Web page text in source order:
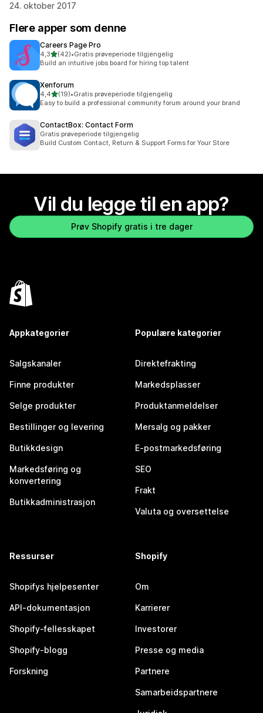
24. oktober 2017
Flere apper som denne
Careers Page Pro
4,3av 5 stjerner
(42)
Totalt 42 omtaler
•Gratis prøveperiode tilgjengelig
Build an intuitive jobs board for hiring top talent
Xenforum
4,4av 5 stjerner
(19)
Totalt 19 omtaler
•Gratis prøveperiode tilgjengelig
Easy to build a professional community forum around your brand
ContactBox: Contact Form
Gratis prøveperiode tilgjengelig
Build Custom Contact, Return & Support Forms for Your Store
Vil du legge til en app?
Prøv Shopify gratis i tre dager
Appkategorier
Salgskanaler
Finne produkter
Selge produkter
Bestillinger og levering
Butikkdesign
Markedsføring og
konvertering
Butikkadministrasjon
Populære kategorier
Direktefrakting
Markedsplasser
Produktanmeldelser
Mersalg og pakker
E-postmarkedsføring
SEO
Frakt
Valuta og oversettelse
Ressurser
Shopifys hjelpesenter
API-dokumentasjon
Shopify-fellesskapet
Shopify-blogg
Forskning
Shopify
Om
Karrierer
Investorer
Presse og media
Partnere
Samarbeidspartnere